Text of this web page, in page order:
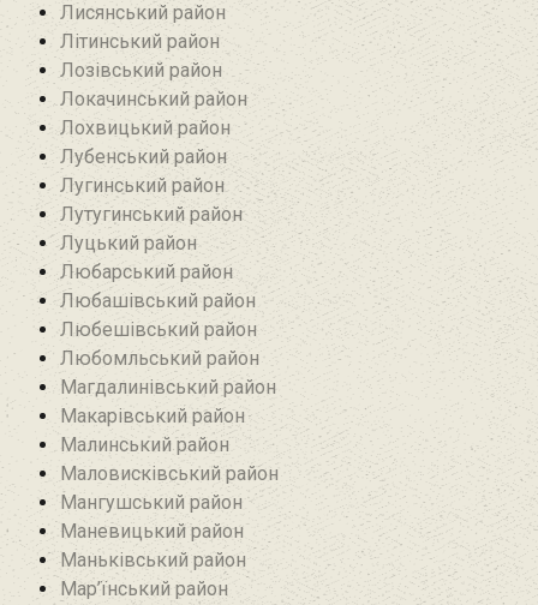
Лисянський район
Літинський район
Лозівський район
Локачинський район
Лохвицький район
Лубенський район
Лугинський район‎
Лутугинський район
Луцький район
Любарський район‎
Любашівський район‎
Любешівський район
Любомльський район
Магдалинівський район
Макарівський район
Малинський район
Маловисківський район
Мангушський район
Маневицький район
Маньківський район‎
Мар’їнський район‎